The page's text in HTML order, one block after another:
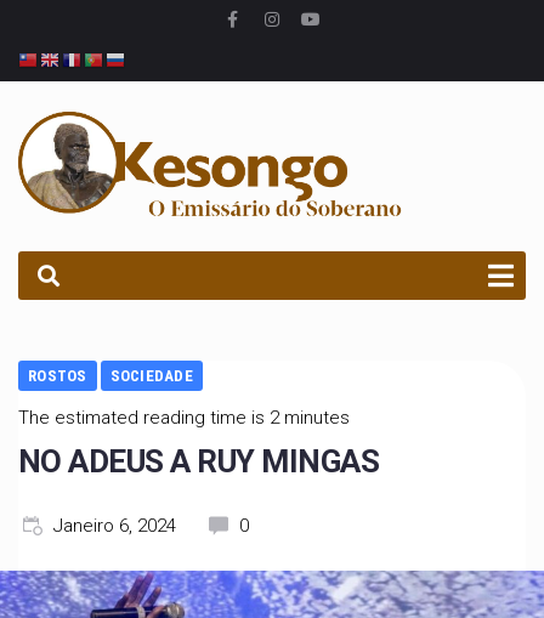
ROSTOS SOCIEDADE
The estimated reading time is 2 minutes
NO ADEUS A RUY MINGAS
Janeiro 6, 2024 0
PROCURAR